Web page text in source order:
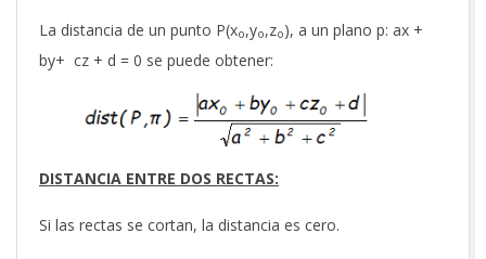
La distancia de un punto P(xo,yo,zo), a un plano p: ax +
by+ cz + d = 0 se puede obtener:
DISTANCIA ENTRE DOS RECTAS:
Si las rectas se cortan, la distancia es cero.